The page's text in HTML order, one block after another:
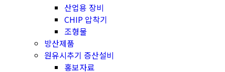
산업용 장비
CHIP 압착기
조형물
방산제품
원유시추기 증산설비
홍보자료